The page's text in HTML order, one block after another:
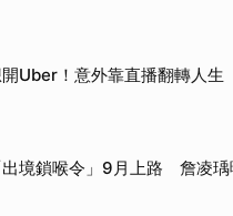
Uber！意外靠直播翻轉人生
出境鎖喉令」9月上路 詹凌